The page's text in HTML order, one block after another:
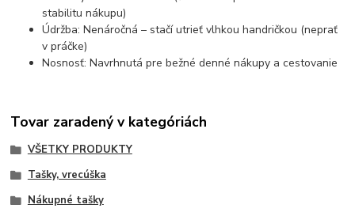
stabilitu nákupu)
Údržba: Nenáročná – stačí utrieť vlhkou handričkou (neprať
v práčke)
Nosnosť: Navrhnutá pre bežné denné nákupy a cestovanie
Tovar zaradený v kategóriách
VŠETKY PRODUKTY
Tašky, vrecúška
Nákupné tašky